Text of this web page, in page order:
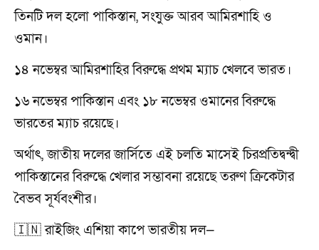
তিনটি দল হলো পাকিস্তান, সংযুক্ত আরব আমিরশাহি ও
ওমান।
১৪ নভেম্বর আমিরশাহির বিরুদ্ধে প্রথম ম্যাচ খেলবে ভারত।
১৬ নভেম্বর পাকিস্তান এবং ১৮ নভেম্বর ওমানের বিরুদ্ধে
ভারতের ম্যাচ রয়েছে।
অর্থাৎ, জাতীয় দলের জার্সিতে এই চলতি মাসেই চিরপ্রতিদ্বন্দ্বী
পাকিস্তানের বিরুদ্ধে খেলার সম্ভাবনা রয়েছে তরুণ ক্রিকেটার
বৈভব সূর্যবংশীর।
🇮🇳 রাইজিং এশিয়া কাপে ভারতীয় দল—